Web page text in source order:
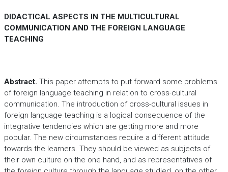
DIDACTICAL ASPECTS IN THE MULTICULTURAL
COMMUNICATION AND THE FOREIGN LANGUAGE
TEACHING
Abstract. This paper attempts to put forward some problems
of foreign language teaching in relation to cross-cultural
communication. The introduction of cross-cultural issues in
foreign language teaching is a logical consequence of the
integrative tendencies which are getting more and more
popular. The new circumstances require a different attitude
towards the learners. They should be viewed as subjects of
their own culture on the one hand, and as representatives of